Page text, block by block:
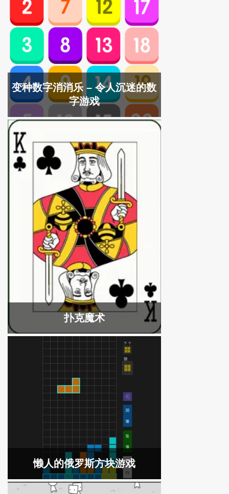
变种数字消消乐 – 令人沉迷的数
字游戏
扑克魔术
懒人的俄罗斯方块游戏